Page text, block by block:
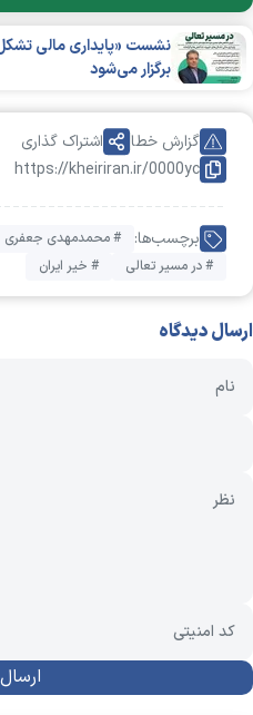
نشست «پایداری مالی
برگزار می‌شود
https://kheiriran.ir/0000yc
گزارش خطا اشتراک گذاری
برچسب‌ها: # محمدمهدی جعفری
# در مسیر تعالی
# خیر ایران
ارسال دیدگاه